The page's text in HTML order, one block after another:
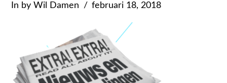
In by Wil Damen februari 18, 2018